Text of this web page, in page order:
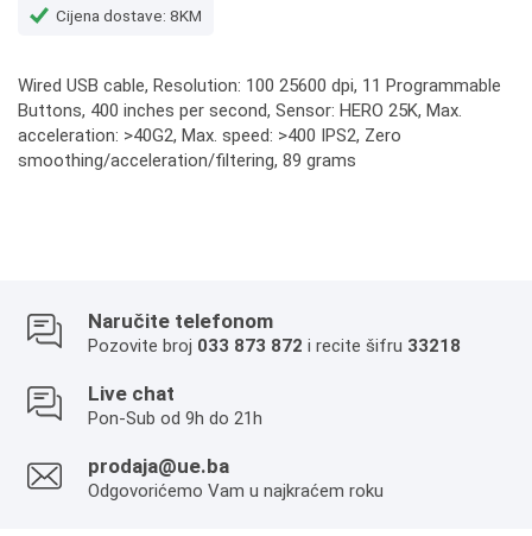
Cijena dostave: 8KM
Wired USB cable, Resolution: 100 25600 dpi, 11 Programmable
Buttons, 400 inches per second, Sensor: HERO 25K, Max.
acceleration: >40G2, Max. speed: >400 IPS2, Zero
smoothing/acceleration/filtering, 89 grams
Naručite telefonom
Pozovite broj 033 873 872 i recite šifru 33218
Live chat
Pon-Sub od 9h do 21h
prodaja@ue.ba
Odgovorićemo Vam u najkraćem roku